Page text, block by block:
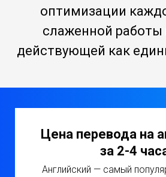
оптимизации
слаженной
действующей как
Цена перевода на
за 2-4
Английский — самый